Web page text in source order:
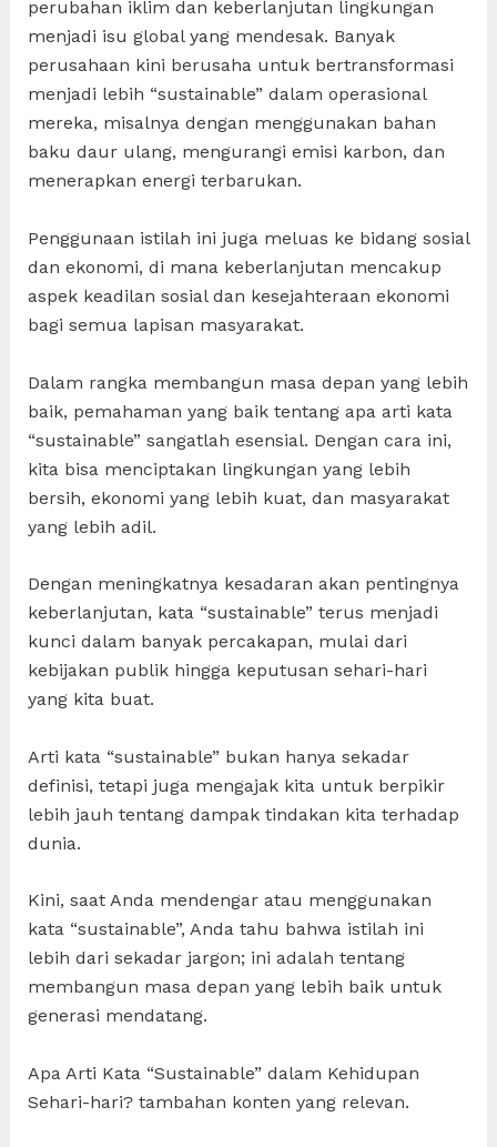
perubahan iklim dan keberlanjutan lingkungan
menjadi isu global yang mendesak. Banyak
perusahaan kini berusaha untuk bertransformasi
menjadi lebih “sustainable” dalam operasional
mereka, misalnya dengan menggunakan bahan
baku daur ulang, mengurangi emisi karbon, dan
menerapkan energi terbarukan.
Penggunaan istilah ini juga meluas ke bidang sosial
dan ekonomi, di mana keberlanjutan mencakup
aspek keadilan sosial dan kesejahteraan ekonomi
bagi semua lapisan masyarakat.
Dalam rangka membangun masa depan yang lebih
baik, pemahaman yang baik tentang apa arti kata
“sustainable” sangatlah esensial. Dengan cara ini,
kita bisa menciptakan lingkungan yang lebih
bersih, ekonomi yang lebih kuat, dan masyarakat
yang lebih adil.
Dengan meningkatnya kesadaran akan pentingnya
keberlanjutan, kata “sustainable” terus menjadi
kunci dalam banyak percakapan, mulai dari
kebijakan publik hingga keputusan sehari-hari
yang kita buat.
Arti kata “sustainable” bukan hanya sekadar
definisi, tetapi juga mengajak kita untuk berpikir
lebih jauh tentang dampak tindakan kita terhadap
dunia.
Kini, saat Anda mendengar atau menggunakan
kata “sustainable”, Anda tahu bahwa istilah ini
lebih dari sekadar jargon; ini adalah tentang
membangun masa depan yang lebih baik untuk
generasi mendatang.
Apa Arti Kata “Sustainable” dalam Kehidupan
Sehari-hari? tambahan konten yang relevan.